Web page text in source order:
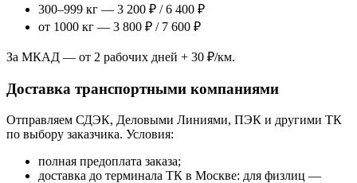
300–999 кг — 3 200 ₽ / 6 400 ₽
от 1000 кг — 3 800 ₽ / 7 600 ₽
За МКАД — от 2 рабочих дней + 30 ₽/км.
Доставка транспортными компаниями
Отправляем СДЭК, Деловыми Линиями, ПЭК и другими ТК
по выбору заказчика. Условия:
полная предоплата заказа;
доставка до терминала ТК в Москве: для физлиц —